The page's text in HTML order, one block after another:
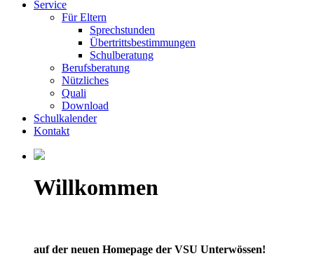
Service
Für Eltern
Sprechstunden
Übertrittsbestimmungen
Schulberatung
Berufsberatung
Nützliches
Quali
Download
Schulkalender
Kontakt
Willkommen
auf der neuen Homepage der VSU Unterwössen!